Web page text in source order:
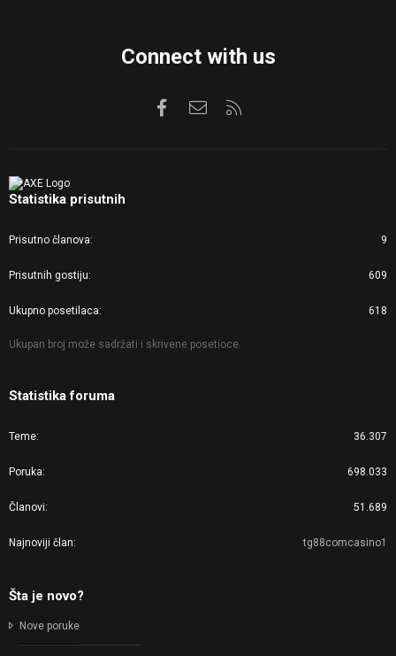
Connect with us
FacebookKontaktirajte nas
Statistika prisutnih
Prisutno članova 9
Prisutnih gostiju 609
Ukupno posetilaca 618
Ukupan broj može sadržati i skrivene posetioce.
Statistika foruma
Teme 36.307
Poruka 698.033
Članovi 51.689
Najnoviji član tg88comcasino1
Šta je novo?
Nove poruke